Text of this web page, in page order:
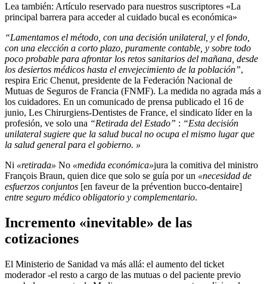
Lea también: Artículo reservado para nuestros suscriptores «La
principal barrera para acceder al cuidado bucal es económica»
“Lamentamos el método, con una decisión unilateral, y el fondo,
con una elección a corto plazo, puramente contable, y sobre todo
poco probable para afrontar los retos sanitarios del mañana, desde
los desiertos médicos hasta el envejecimiento de la población”,
respira Eric Chenut, presidente de la Federación Nacional de
Mutuas de Seguros de Francia (FNMF). La medida no agrada más a
los cuidadores. En un comunicado de prensa publicado el 16 de
junio, Les Chirurgiens-Dentistes de France, el sindicato líder en la
profesión, ve solo una “Retirada del Estado” : “Esta decisión
unilateral sugiere que la salud bucal no ocupa el mismo lugar que
la salud general para el gobierno. »
Ni «retirada» No «medida económica»jura la comitiva del ministro
François Braun, quien dice que solo se guía por un «necesidad de
esfuerzos conjuntos [en faveur de la prévention bucco-dentaire]
entre seguro médico obligatorio y complementario.
Incremento «inevitable» de las
cotizaciones
El Ministerio de Sanidad va más allá: el aumento del ticket
moderador -el resto a cargo de las mutuas o del paciente previo